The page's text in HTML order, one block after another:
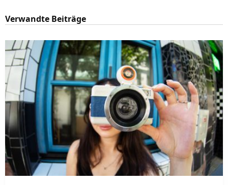
Verwandte Beiträge